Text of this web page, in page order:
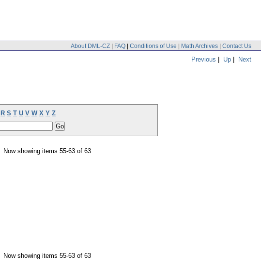
About DML-CZ | FAQ | Conditions of Use | Math Archives | Contact Us
Previous | Up | Next
R S T U V W X Y Z
Now showing items 55-63 of 63
Now showing items 55-63 of 63